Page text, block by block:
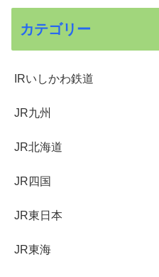
カテゴリー
IRいしかわ鉄道
JR九州
JR北海道
JR四国
JR東日本
JR東海